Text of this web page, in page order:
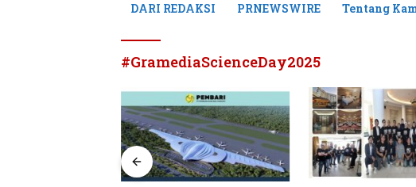
DARI REDAKSI PRNEWSWIRE Tentang
#GramediaScienceDay2025